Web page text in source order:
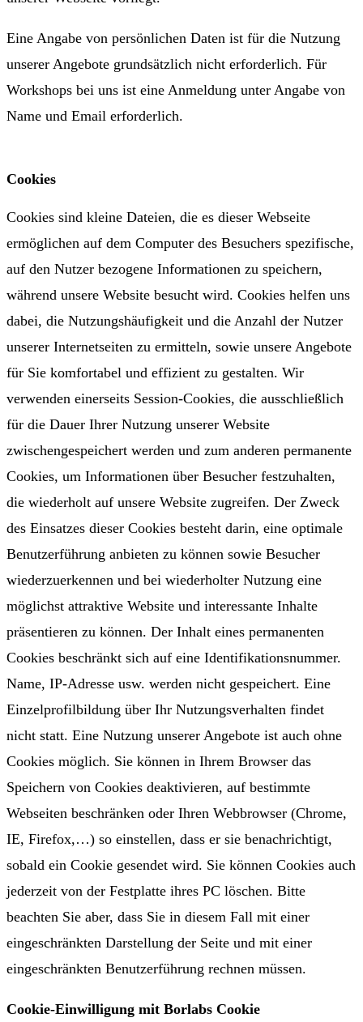
Eine Angabe von persönlichen Daten ist für die Nutzung
unserer Angebote grundsätzlich nicht erforderlich. Für
Workshops bei uns ist eine Anmeldung unter Angabe von
Name und Email erforderlich.
Cookies
Cookies sind kleine Dateien, die es dieser Webseite
ermöglichen auf dem Computer des Besuchers spezifische,
auf den Nutzer bezogene Informationen zu speichern,
während unsere Website besucht wird. Cookies helfen uns
dabei, die Nutzungshäufigkeit und die Anzahl der Nutzer
unserer Internetseiten zu ermitteln, sowie unsere Angebote
für Sie komfortabel und effizient zu gestalten. Wir
verwenden einerseits Session-Cookies, die ausschließlich
für die Dauer Ihrer Nutzung unserer Website
zwischengespeichert werden und zum anderen permanente
Cookies, um Informationen über Besucher festzuhalten,
die wiederholt auf unsere Website zugreifen. Der Zweck
des Einsatzes dieser Cookies besteht darin, eine optimale
Benutzerführung anbieten zu können sowie Besucher
wiederzuerkennen und bei wiederholter Nutzung eine
möglichst attraktive Website und interessante Inhalte
präsentieren zu können. Der Inhalt eines permanenten
Cookies beschränkt sich auf eine Identifikationsnummer.
Name, IP-Adresse usw. werden nicht gespeichert. Eine
Einzelprofilbildung über Ihr Nutzungsverhalten findet
nicht statt. Eine Nutzung unserer Angebote ist auch ohne
Cookies möglich. Sie können in Ihrem Browser das
Speichern von Cookies deaktivieren, auf bestimmte
Webseiten beschränken oder Ihren Webbrowser (Chrome,
IE, Firefox,…) so einstellen, dass er sie benachrichtigt,
sobald ein Cookie gesendet wird. Sie können Cookies auch
jederzeit von der Festplatte ihres PC löschen. Bitte
beachten Sie aber, dass Sie in diesem Fall mit einer
eingeschränkten Darstellung der Seite und mit einer
eingeschränkten Benutzerführung rechnen müssen.
Cookie-Einwilligung mit Borlabs Cookie